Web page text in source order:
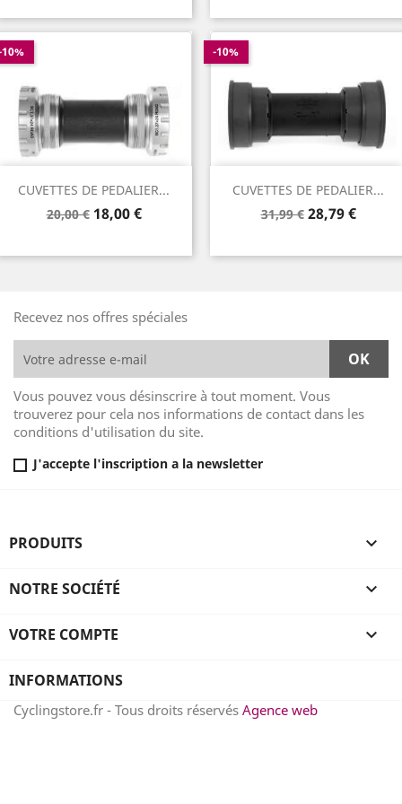
CUVETTES DE PEDALIER...
Prix
20,00 € Prix
18,00 €
CUVETTES DE PEDALIER...
Prix
31,99 €
-10%
Prix
28,79 €
Recevez nos offres spéciales
Vous pouvez vous désinscrire à tout moment. Vous
trouverez pour cela nos informations de contact dans les
conditions d'utilisation du site.
J'accepte l'inscription a la newsletter
PRODUITS 
NOTRE SOCIÉTÉ 
VOTRE COMPTE 
INFORMATIONS
Cyclingstore.fr - Tous droits réservés Agence web